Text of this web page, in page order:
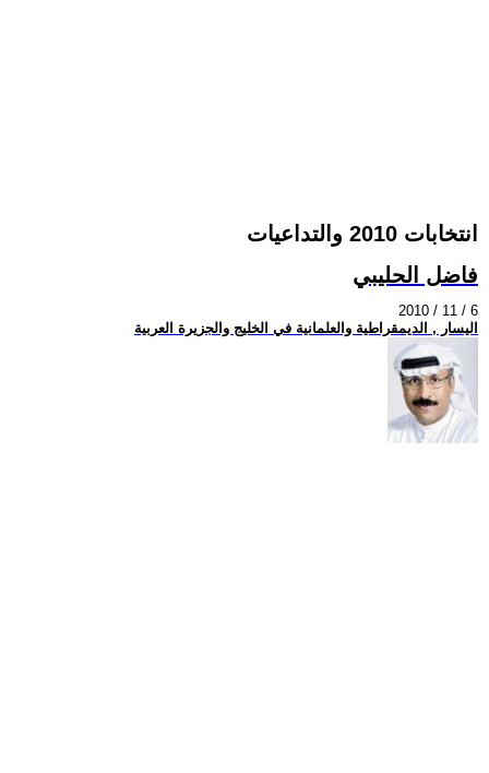
انتخابات 2010 والتداعيات
فاضل الحليبي
2010 / 11 / 6
اليسار , الديمقراطية والعلمانية في الخليج والجزيرة العربية